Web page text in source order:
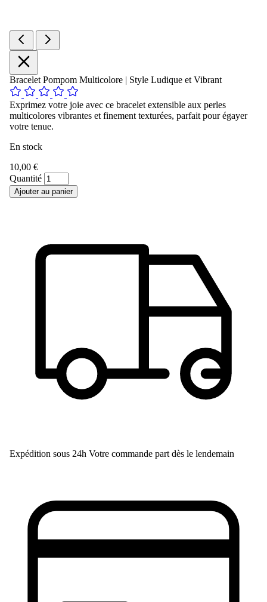
Bracelet Pompom Multicolore | Style Ludique et Vibrant
Exprimez votre joie avec ce bracelet extensible aux perles
multicolores vibrantes et finement texturées, parfait pour égayer
votre tenue.
En stock
10,00 €
Quantité
Ajouter au panier
Expédition sous 24h Votre commande part dès le lendemain